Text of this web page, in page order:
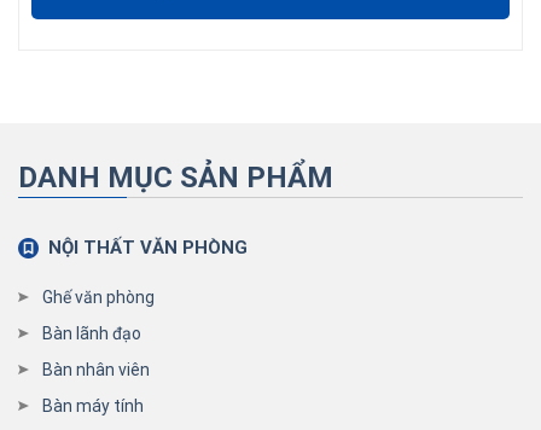
DANH MỤC SẢN PHẨM
NỘI THẤT VĂN PHÒNG
Ghế văn phòng
Bàn lãnh đạo
Bàn nhân viên
Bàn máy tính